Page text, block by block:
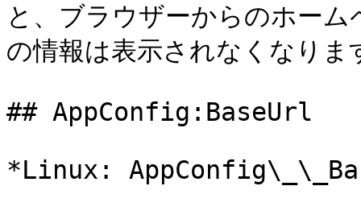
と、ブラウザーからのホー
の情報は表示されなくなりま
## AppConfig:BaseUrl
*Linux: